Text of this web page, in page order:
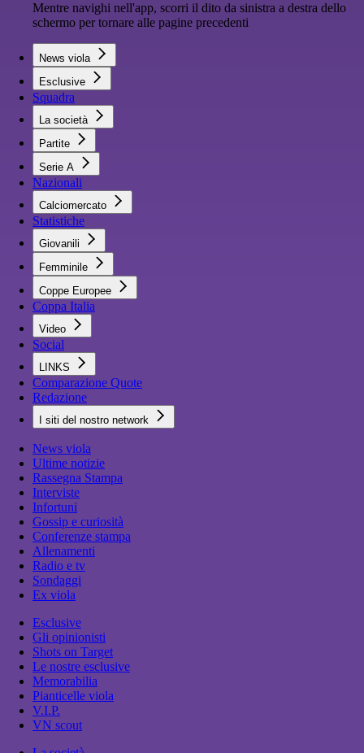
Mentre navighi nell'app, scorri il dito da sinistra a destra dello
schermo per tornare alle pagine precedenti
News viola
Esclusive
Squadra
La società
Partite
Serie A
Nazionali
Calciomercato
Statistiche
Giovanili
Femminile
Coppe Europee
Coppa Italia
Video
Social
LINKS
Comparazione Quote
Redazione
I siti del nostro network
News viola
Ultime notizie
Rassegna Stampa
Interviste
Infortuni
Gossip e curiosità
Conferenze stampa
Allenamenti
Radio e tv
Sondaggi
Ex viola
Esclusive
Gli opinionisti
Shots on Target
Le nostre esclusive
Memorabilia
Pianticelle viola
V.I.P.
VN scout